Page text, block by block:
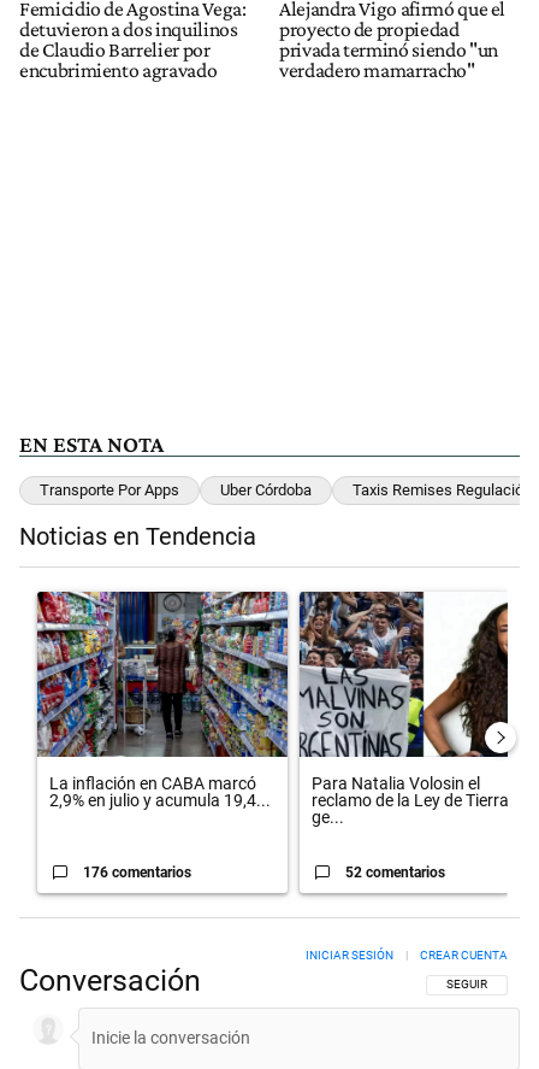
Femicidio de Agostina Vega:
detuvieron a dos inquilinos
de Claudio Barrelier por
encubrimiento agravado
Alejandra Vigo afirmó que el
proyecto de propiedad
privada terminó siendo "un
verdadero mamarracho"
EN ESTA NOTA
Transporte Por Apps Uber Córdoba Taxis Remises Regulación
Noticias en Tendencia
Un artículo de tendencia con el título "La inflación en CABA marcó
La inflación en CABA marcó
2,9% en julio y acumula 19,4...
176 comentarios
Un artículo de tendencia con el
Para Natalia Volosin el
reclamo de la Ley de Tierras
ge...
52 comentarios
Conversación SIGA ESTA
SEGUIR
INICIAR SESIÓN | CREAR CUENTA